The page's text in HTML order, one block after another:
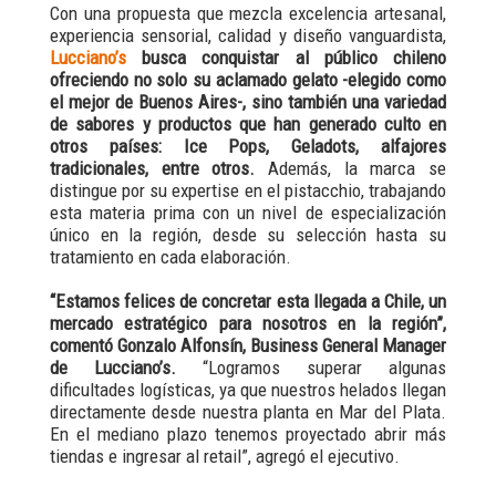
Con una propuesta que mezcla excelencia artesanal,
experiencia sensorial, calidad y diseño vanguardista,
Lucciano’s
busca conquistar al público chileno
ofreciendo no solo su aclamado gelato -elegido como
el mejor de Buenos Aires-, sino también una variedad
de sabores y productos que han generado culto en
otros países: Ice Pops, Geladots, alfajores
tradicionales, entre otros. Además, la marca se
distingue por su expertise en el pistacchio, trabajando
esta materia prima con un nivel de especialización
único en la región, desde su selección hasta su
tratamiento en cada elaboración.
“Estamos felices de concretar esta llegada a Chile, un
mercado estratégico para nosotros en la región”,
comentó Gonzalo Alfonsín, Business General Manager
de Lucciano’s. “Logramos superar algunas
dificultades logísticas, ya que nuestros helados llegan
directamente desde nuestra planta en Mar del Plata.
En el mediano plazo tenemos proyectado abrir más
tiendas e ingresar al retail”, agregó el ejecutivo.